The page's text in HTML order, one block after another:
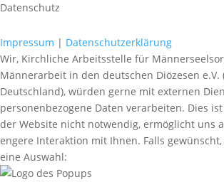
Datenschutz
Impressum | Datenschutzerklärung
Wir, Kirchliche Arbeitsstelle für
Männerarbeit in den deutschen Diözesen e.V.
Deutschland), würden gerne mit externen
personenbezogene Daten verarbeiten. Dies
der Website nicht notwendig, ermöglicht uns
engere Interaktion mit Ihnen. Falls
eine Auswahl: